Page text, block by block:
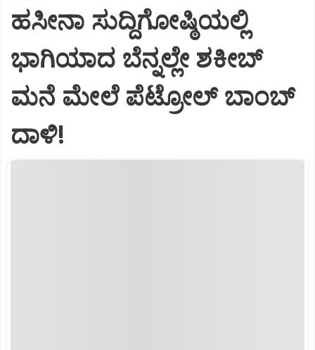
ಹಸೀನಾ ಸುದ್ದಿಗೋಷ್ಠಿಯಲ್ಲಿ
ಭಾಗಿಯಾದ ಬೆನ್ನಲ್ಲೇ ಶಕೀಬ್
ಮನೆ ಮೇಲೆ ಪೆಟ್ರೋಲ್ ಬಾಂಬ್
ದಾಳಿ!